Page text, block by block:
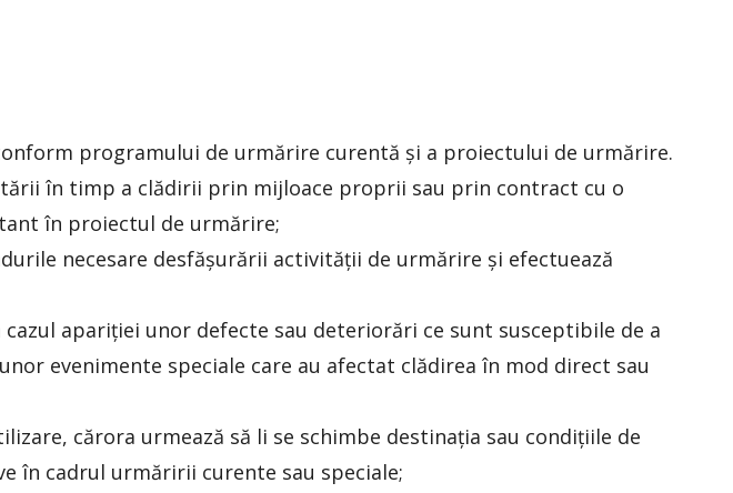
programului de urmărire curentă și a proiectului de urmărire.
în timp a clădirii prin mijloace proprii sau prin contract cu o
în proiectul de urmărire;
necesare desfășurării activității de urmărire și efectuează
apariției unor defecte sau deteriorări ce sunt susceptibile de a
evenimente speciale care au afectat clădirea în mod direct sau
cărora urmează să li se schimbe destinația sau condițiile de
în cadrul urmăririi curente sau speciale;